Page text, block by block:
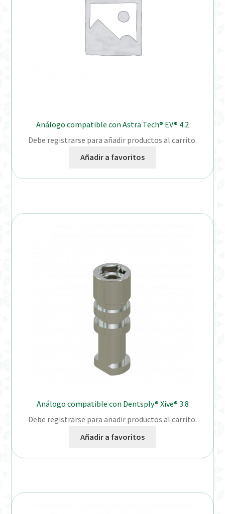
Análogo compatible con Astra Tech® EV® 4.2
Debe registrarse para añadir productos al carrito.
Añadir a favoritos
Análogo compatible con Dentsply® Xive® 3.8
Debe registrarse para añadir productos al carrito.
Añadir a favoritos